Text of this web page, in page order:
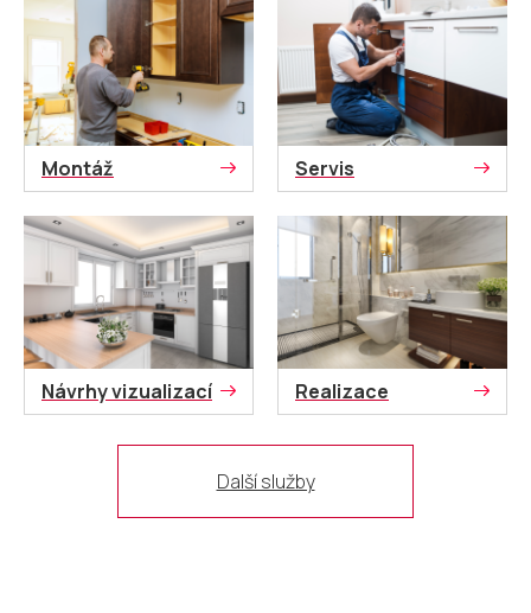
Montáž Servis
Návrhy vizualizací Realizace
Další služby